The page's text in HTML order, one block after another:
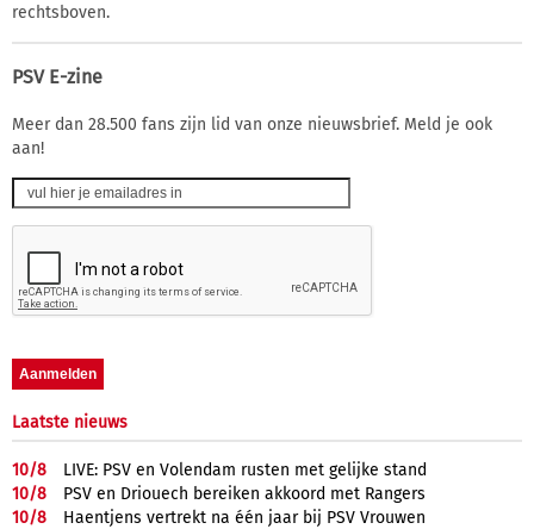
rechtsboven.
PSV E-zine
Meer dan 28.500 fans zijn lid van onze nieuwsbrief. Meld je ook
aan!
Laatste nieuws
10/8
LIVE: PSV en Volendam rusten met gelijke stand
10/8
PSV en Driouech bereiken akkoord met Rangers
10/8
Haentjens vertrekt na één jaar bij PSV Vrouwen